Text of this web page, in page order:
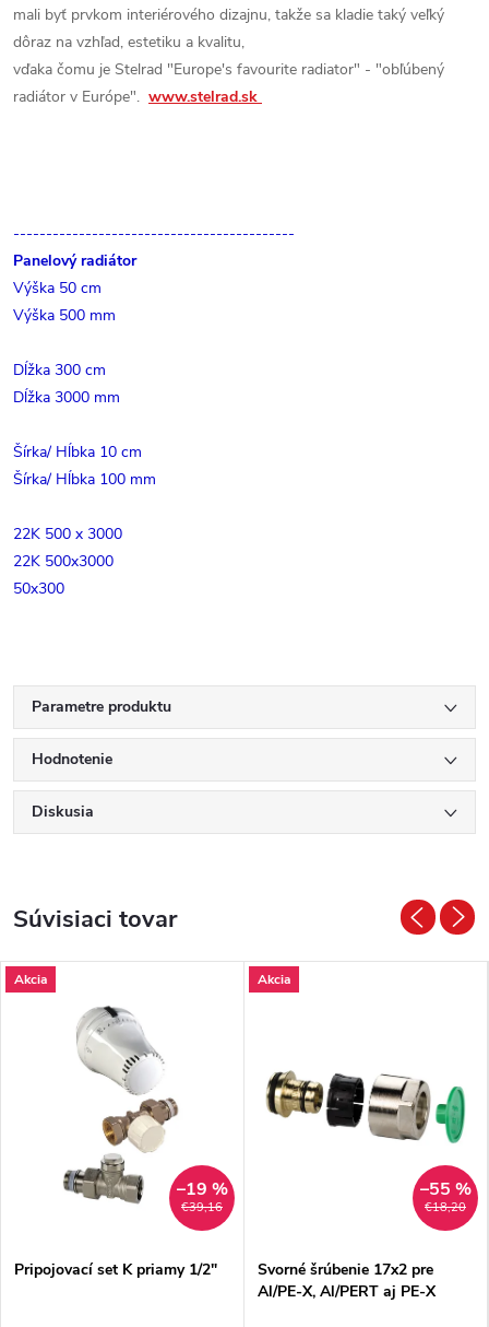
mali byť prvkom interiérového dizajnu, takže sa kladie taký veľký
dôraz na vzhľad, estetiku a kvalitu,
vďaka čomu je Stelrad "Europe's favourite radiator" - "obľúbený
radiátor v Európe". www.stelrad.sk
-------------------------------------------
Panelový radiátor
Výška 50 cm
Výška 500 mm
Dĺžka 300 cm
Dĺžka 3000 mm
Šírka/ Hĺbka 10 cm
Šírka/ Hĺbka 100 mm
22K 500 x 3000
22K 500x3000
50x300
Parametre produktu
Hodnotenie
Diskusia
Súvisiaci tovar
Akcia
€39,16
–19 %
Pripojovací set K priamy 1/2"
Akcia
€18,20
–55 %
Svorné šrúbenie 17x2 pre
Al/PE-X, Al/PERT aj PE-X